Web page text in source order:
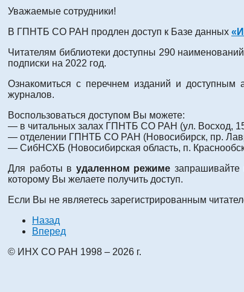
Уважаемые сотрудники!
В ГПНТБ СО РАН продлен доступ к Базе данных
Читателям библиотеки доступны 290
подписки на 2022 год.
Ознакомиться с перечнем изданий и
журналов.
Воспользоваться доступом Вы можете:
— в читальных залах ГПНТБ СО РАН (ул. Восход,
— отделении ГПНТБ СО РАН (Новосибирск, пр.
— СибНСХБ (Новосибирская область, п.
Для работы в удаленном режиме
которому Вы желаете получить доступ.
Если Вы не являетесь зарегистрированным
Назад
Вперед
© ИНХ СО РАН 1998 – 2026 г.